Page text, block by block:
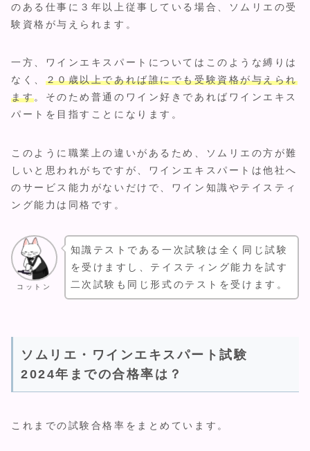
のある仕事に３年以上従事している場合、ソムリエの受
験資格が与えられます。
一方、ワインエキスパートについてはこのような縛りは
なく、 ２０歳以上であれば誰にでも受験資格が与えられ
ます。そのため普通のワイン好きであればワインエキス
パートを目指すことになります。
このように職業上の違いがあるため、ソムリエの方が難
しいと思われがちですが、ワインエキスパートは他社へ
のサービス能力がないだけで、ワイン知識やテイスティ
ング能力は同格です。
コットン
知識テストである一次試験は全く同じ試験
を受けますし、テイスティング能力を試す
二次試験も同じ形式のテストを受けます。
ソムリエ・ワインエキスパート試験
2024年までの合格率は？
これまでの試験合格率をまとめています。